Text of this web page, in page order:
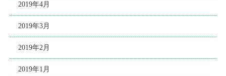
2019年4月
2019年3月
2019年2月
2019年1月